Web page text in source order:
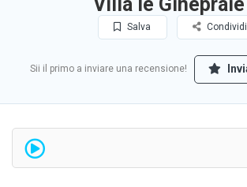
Salva Condividi
Sii il primo a inviare una recensione!